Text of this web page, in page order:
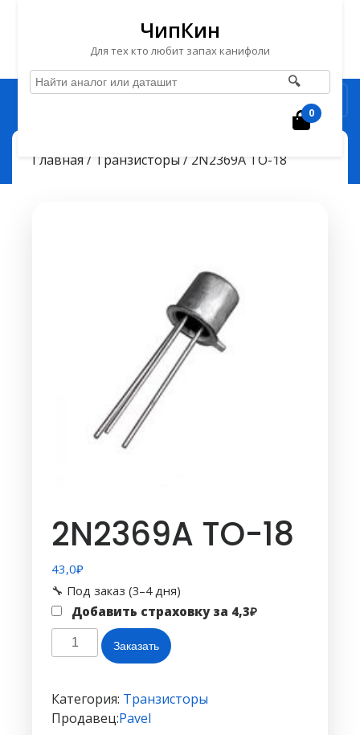
Перейти
содержимому
ЧипКин
Для тех кто любит запах канифоли
🔍
0
ЧипКин> > 2N2369A TO-18
Главная/ Транзисторы/ 2N2369A TO-18
2N2369A TO-18
43,0₽
🔧 Под заказ (3–4 дня)
Добавить страховку за 4,3₽
Количество
товара
TO-
18
Заказать
Категория: Транзисторы
Продавец:Pavel